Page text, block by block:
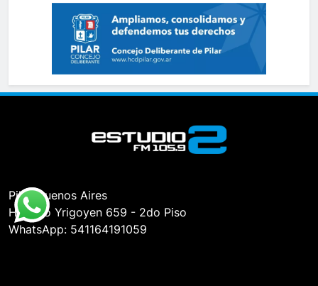
Pilar, Buenos Aires
Hipólito Yrigoyen 659 - 2do Piso
WhatsApp: 541164191059